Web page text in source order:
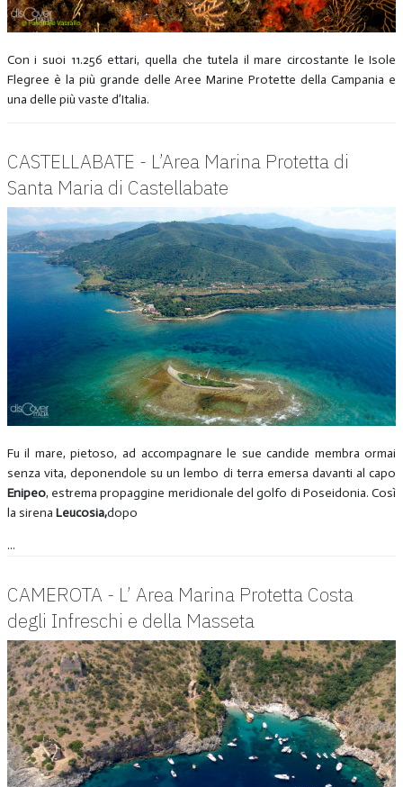
Con i suoi 11.256 ettari, quella che tutela il mare circostante le Isole
Flegree è la più grande delle Aree Marine Protette della Campania e
una delle più vaste d’Italia.
CASTELLABATE - L’Area Marina Protetta di
Santa Maria di Castellabate
Fu il mare, pietoso, ad accompagnare le sue candide membra ormai
senza vita, deponendole su un lembo di terra emersa davanti al capo
Enipeo, estrema propaggine meridionale del golfo di Poseidonia. Così
la sirena Leucosia,dopo
...
CAMEROTA - L’ Area Marina Protetta Costa
degli Infreschi e della Masseta